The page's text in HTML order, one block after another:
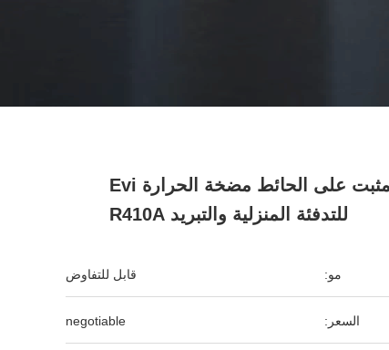
مبرد الماء المثبت على الحائط مضخة الحرارة Evi
للتدفئة المنزلية والتبريد R410A
مو: قابل للتفاوض
السعر: negotiable